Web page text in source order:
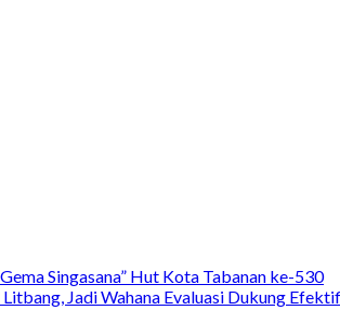
Singasana” Hut Kota Tabanan ke-530
Jadi Wahana Evaluasi Dukung